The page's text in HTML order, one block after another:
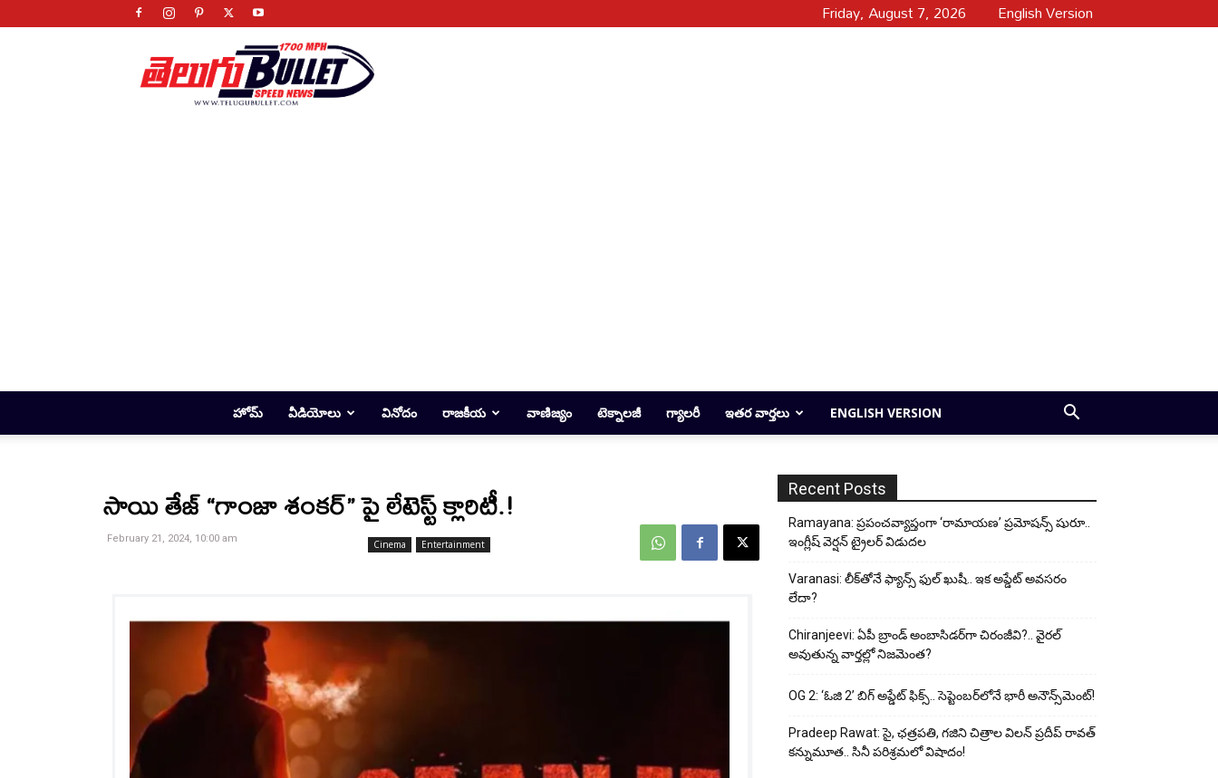
Friday, August 7, 2026 English Version
Telugu
Bullet
హోమ్ వీడియోలు వినోదం రాజకీయ వాణిజ్యం టెక్నాలజీ గ్యాలరీ ఇతర వార్తలు ENGLISH VERSION
Cinema Entertainment
సాయి తేజ్ “గాంజా శంకర్” పై లేటెస్ట్ క్లారిటీ.!
February 21, 2024, 10:00 am
Recent Posts
Ramayana: ప్రపంచవ్యాప్తంగా ‘రామాయణ’ ప్రమోషన్స్ షురూ..
ఇంగ్లీష్ వెర్షన్ ట్రైలర్ విడుదల
Varanasi: లీక్‌తోనే ఫ్యాన్స్ ఫుల్ ఖుషీ.. ఇక అప్డేట్ అవసరం
లేదా?
Chiranjeevi: ఏపీ బ్రాండ్ అంబాసిడర్‌గా చిరంజీవి?.. వైరల్
అవుతున్న వార్తల్లో నిజమెంత?
OG 2: ‘ఓజి 2’ బిగ్ అప్డేట్ ఫిక్స్.. సెప్టెంబర్‌లోనే భారీ అనౌన్స్‌మెంట్!
Pradeep Rawat: సై, ఛత్రపతి, గజిని చిత్రాల విలన్ ప్రదీప్ రావత్
కన్నుమూత.. సినీ పరిశ్రమలో విషాదం!